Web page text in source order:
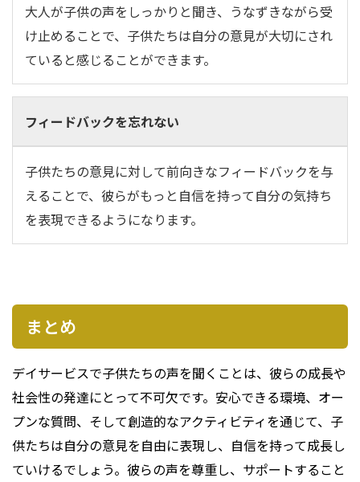
大人が子供の声をしっかりと聞き、うなずきながら受
け止めることで、子供たちは自分の意見が大切にされ
ていると感じることができます。
フィードバックを忘れない
子供たちの意見に対して前向きなフィードバックを与
えることで、彼らがもっと自信を持って自分の気持ち
を表現できるようになります。
まとめ
デイサービスで子供たちの声を聞くことは、彼らの成長や
社会性の発達にとって不可欠です。安心できる環境、オー
プンな質問、そして創造的なアクティビティを通じて、子
供たちは自分の意見を自由に表現し、自信を持って成長し
ていけるでしょう。彼らの声を尊重し、サポートすること